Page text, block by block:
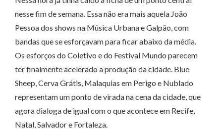
nesse fim de semana. Essa não era mais aquela João
Pessoa dos shows na Música Urbana e Galpão, com
bandas que se esforçavam para ficar abaixo da média.
Os esforços do Coletivo e do Festival Mundo parecem
ter finalmente acelerado a produção da cidade. Blue
Sheep, Cerva Grátis, Malaquias em Perigo e Nublado
representam um ponto de virada na cena da cidade, que
agora dialoga de igual com o que acontece em Recife,
Natal, Salvador e Fortaleza.